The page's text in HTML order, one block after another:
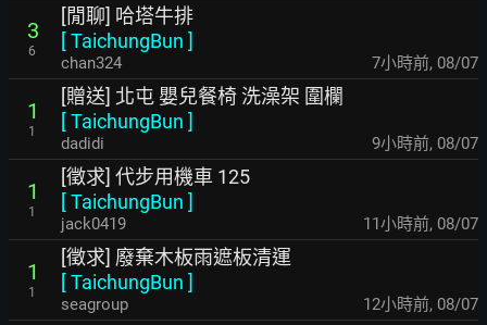
3
6
[閒聊] 哈塔牛排
[TaichungBun ]
chan324 7小時前, 08/07
1
1
[贈送] 北屯 嬰兒餐椅 洗澡架 圍欄
[TaichungBun ]
dadidi 9小時前, 08/07
1
1
[徵求] 代步用機車 125
[TaichungBun ]
jack0419 11小時前, 08/07
1
1
[徵求] 廢棄木板雨遮板清運
[TaichungBun ]
seagroup 12小時前, 08/07